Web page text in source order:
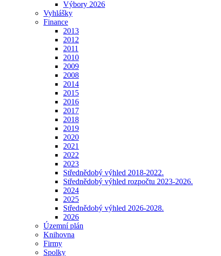
Výbory 2026
Vyhlášky
Finance
2013
2012
2011
2010
2009
2008
2014
2015
2016
2017
2018
2019
2020
2021
2022
2023
Střednědobý výhled 2018-2022.
Střednědobý výhled rozpočtu 2023-2026.
2024
2025
Střednědobý výhled 2026-2028.
2026
Územní plán
Knihovna
Firmy
Spolky